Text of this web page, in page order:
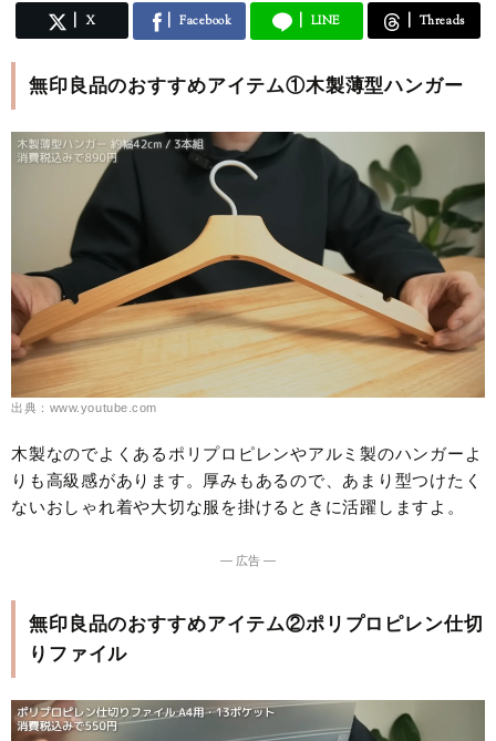
X Facebook LINE Threads
無印良品のおすすめアイテム①木製薄型ハンガー
出典：www.youtube.com
木製なのでよくあるポリプロピレンやアルミ製のハンガーよ
りも高級感があります。厚みもあるので、あまり型つけたく
ないおしゃれ着や大切な服を掛けるときに活躍しますよ。
― 広告 ―
無印良品のおすすめアイテム②ポリプロピレン仕切
りファイル